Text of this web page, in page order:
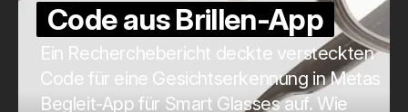
Code aus Brillen-App
Ein Recherchebericht deckte versteckten
Code für eine Gesichtserkennung in Metas
Begleit-App für Smart Glasses auf. Wie